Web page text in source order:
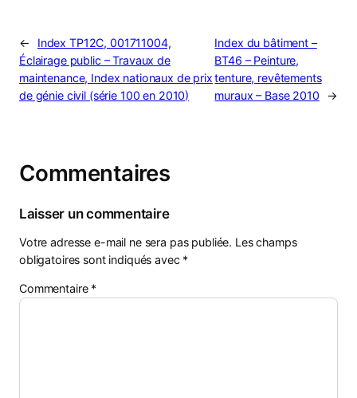
←
Index TP12C, 001711004,
Éclairage public – Travaux de
maintenance, Index nationaux de prix
de génie civil (série 100 en 2010)
Index du bâtiment –
BT46 – Peinture,
tenture, revêtements
muraux – Base 2010
→
Commentaires
Laisser un commentaire
Votre adresse e-mail ne sera pas publiée. Les champs
obligatoires sont indiqués avec *
Commentaire *